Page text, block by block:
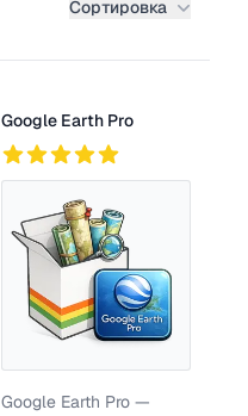
Сортировка
Google Earth Pro
Google Earth Pro —